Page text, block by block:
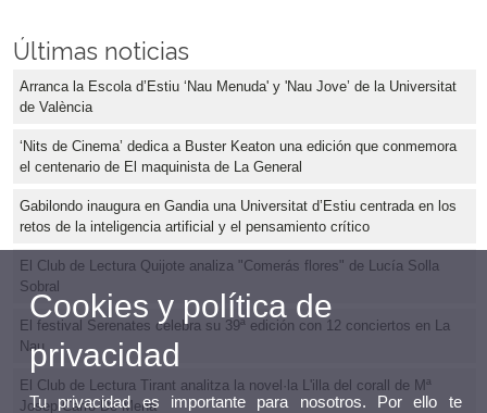
Últimas noticias
Arranca la Escola d’Estiu ‘Nau Menuda' y 'Nau Jove’ de la Universitat
de València
‘Nits de Cinema’ dedica a Buster Keaton una edición que conmemora
el centenario de El maquinista de La General
Gabilondo inaugura en Gandia una Universitat d’Estiu centrada en los
retos de la inteligencia artificial y el pensamiento crítico
El Club de Lectura Quijote analiza "Comerás flores" de Lucía Solla
Sobral
El festival Serenates celebra su 39ª edición con 12 conciertos en La
Nau
El Club de Lectura Tirant analitza la novel·la L'illa del corall de Mª
Josep Carro De Mena
Cookies y política de
privacidad
Tu privacidad es importante para nosotros. Por ello te